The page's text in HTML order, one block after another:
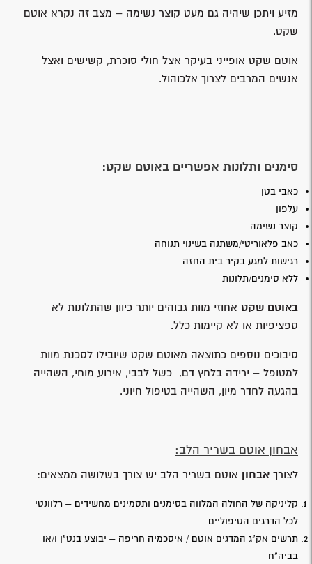
מזיע ויתכן שיהיה גם מעט קוצר נשימה – מצב זה נקרא אוטם
שקט.
אוטם שקט אופייני בעיקר אצל חולי סוכרת, קשישים ואצל
אנשים המרבים לצרוך אלכוהול.
סימנים ותלונות אפשריים באוטם שקט:
כאבי בטן
עלפון
קוצר נשימה
כאב פלאוריטי/משתנה בשינוי תנוחה
רגישות למגע בקיר בית החזה
ללא סימנים/תלונות
באוטם שקט אחוזי מוות גבוהים יותר כיוון שהתלונות לא
ספציפיות או לא קיימות כלל.
סיבוכים נוספים כתוצאה מאוטם שקט שיובילו לסכנת מוות
למטופל – ירידה בלחץ דם, כשל לבבי, אירוע מוחי, השהייה
בהגעה לחדר מיון, השהייה בטיפול חיוני.
אבחון אוטם בשריר הלב:
לצורך אבחון אוטם בשריר הלב יש צורך בשלושה ממצאים:
קליניקה של החולה המלווה בסימנים ותסמינים מחשידים – רלוונטי
לכל הדרגים הטיפוליים
תרשים אק"ג המדגים אוטם / איסכמיה חריפה – יבוצע בנט"ן ו/או
בביה"ח